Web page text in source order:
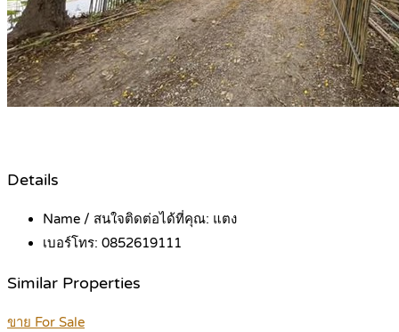
Details
Name / สนใจติดต่อได้ที่คุณ: แตง
เบอร์โทร: 0852619111
Similar Properties
ขาย For Sale